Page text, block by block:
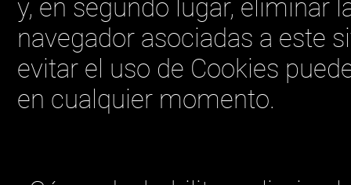
y, en segundo lugar, eliminar
navegador asociadas a este
evitar el uso de Cookies
en cualquier momento.